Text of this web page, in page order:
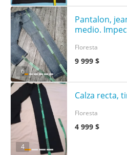
6
Pantalon,
medio.
9 999 $
Floresta
4
Calza recta,
4 999 $
Floresta